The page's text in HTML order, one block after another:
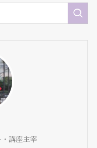
講座主宰